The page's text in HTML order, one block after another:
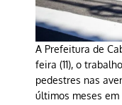
A Prefeitura de
feira (11), o
pedestres nas
últimos meses em